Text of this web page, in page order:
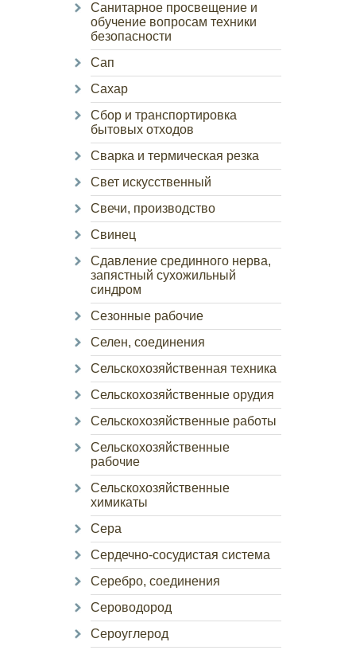
Санитарное просвещение и
обучение вопросам техники
безопасности
Сап
Сахар
Сбор и транспортировка
бытовых отходов
Сварка и термическая резка
Свет искусственный
Свечи, производство
Свинец
Сдавление срединного нерва,
запястный сухожильный
синдром
Сезонные рабочие
Селен, соединения
Сельскохозяйственная техника
Сельскохозяйственные орудия
Сельскохозяйственные работы
Сельскохозяйственные
рабочие
Сельскохозяйственные
химикаты
Сера
Сердечно-сосудистая система
Серебро, соединения
Сероводород
Сероуглерод